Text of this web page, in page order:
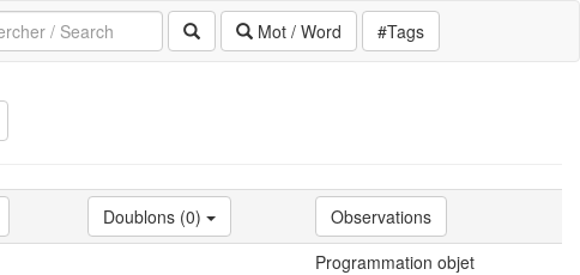
Mot / Word #Tags
Doublons (0)
Observations
Programmation objet